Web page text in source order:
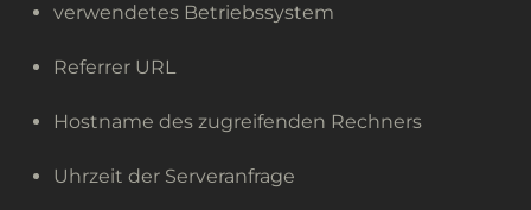
verwendetes Betriebssystem
Referrer URL
Hostname des zugreifenden Rechners
Uhrzeit der Serveranfrage